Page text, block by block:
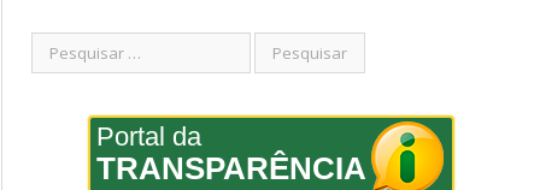
Portal da
TRANSPARÊNCIA